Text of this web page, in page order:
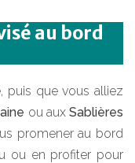
au bord
puis que vous alliez
ou auxSablières
promener au bord
ou en profiter pour